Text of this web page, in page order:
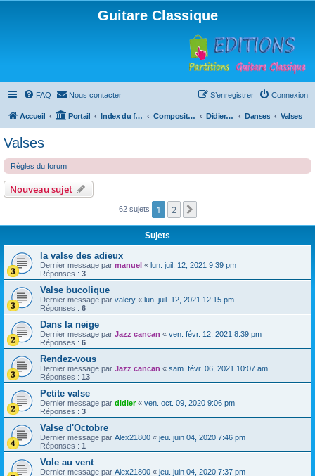
Guitare Classique
FAQ Nous contacter Connexion
S’enregistrer
Accueil Portail Index du forum Compositions Didierland Danses Valses
Valses
Règles du forum
Nouveau sujet
62 sujets 1 2
Sujets
la valse des adieux
Dernier message par manuel « lun. juil. 12, 2021 9:39 pm
Réponses : 3
Valse bucolique
Dernier message par valery « lun. juil. 12, 2021 12:15 pm
Réponses : 6
Dans la neige
Dernier message par Jazz cancan « ven. févr. 12, 2021 8:39 pm
Réponses : 6
Rendez-vous
Dernier message par Jazz cancan « sam. févr. 06, 2021 10:07 am
Réponses : 13
Petite valse
Dernier message par didier« ven. oct. 09, 2020 9:06 pm
Réponses : 3
Valse d'Octobre
Dernier message par Alex21800 « jeu. juin 04, 2020 7:46 pm
Réponses : 1
Vole au vent
Dernier message par Alex21800 « jeu. juin 04, 2020 7:37 pm